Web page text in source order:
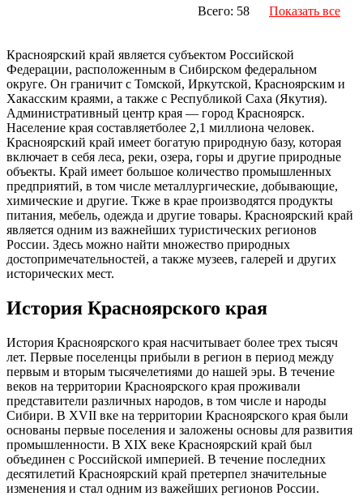
Всего: 58 Показать все
Красноярский край является субъектом Российской
Федерации, расположенным в Сибирском федеральном
округе. Он граничит с Томской, Иркутской, Красноярским и
Хакасским краями, а также с Республикой Саха (Якутия).
Административный центр края — город Красноярск.
Население края составляетболее 2,1 миллиона человек.
Красноярский край имеет богатую природную базу, которая
включает в себя леса, реки, озера, горы и другие природные
объекты. Край имеет большое количество промышленных
предприятий, в том числе металлургические, добывающие,
химические и другие. Ткже в крае производятся продукты
питания, мебель, одежда и другие товары. Красноярский край
является одним из важнейших туристических регионов
России. Здесь можно найти множество природных
достопримечательностей, а также музеев, галерей и других
исторических мест.
История Красноярского края
История Красноярского края насчитывает более трех тысяч
лет. Первые поселенцы прибыли в регион в период между
первым и вторым тысячелетиями до нашей эры. В течение
веков на территории Красноярского края проживали
представители различных народов, в том числе и народы
Сибири. В XVII вке на территории Красноярского края были
основаны первые поселения и заложены основы для развития
промышленности. В XIX веке Красноярский край был
объединен с Российской империей. В течение последних
десятилетий Красноярский край претерпел значительные
изменения и стал одним из важейших регионов России.